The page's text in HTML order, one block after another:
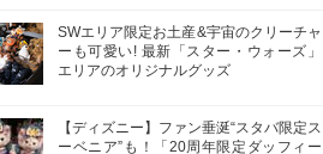
SWエリア限定お土産&宇宙のクリーチャ
ーも可愛い! 最新「スター・ウォーズ」
エリアのオリジナルグッズ
【ディズニー】ファン垂涎“スタバ限定ス
ーベニア”も！「20周年限定ダッフィー